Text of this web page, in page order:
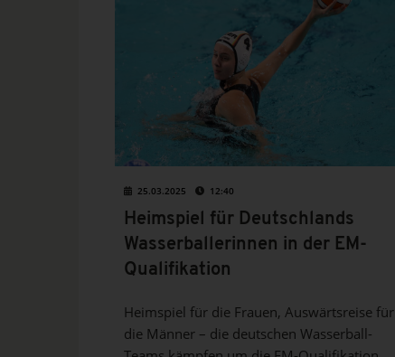
25.03.2025 12:40
Heimspiel für Deutschlands
Wasserballerinnen in der EM-
Qualifikation
Heimspiel für die Frauen, Auswärtsreise für
die Männer – die deutschen Wasserball-